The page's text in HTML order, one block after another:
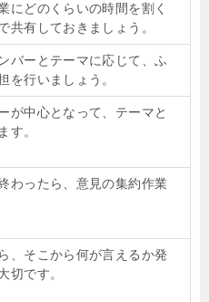
にどのくらいの時間を割く
共有しておきましょう。
バーとテーマに応じて、ふ
を行いましょう。
が中心となって、テーマと
す。
わったら、意見の集約作業
、そこから何が言えるか発
切です。